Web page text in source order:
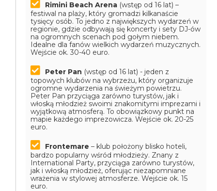
Rimini Beach Arena (wstęp od 16 lat) –
festiwal na plaży, który gromadzi kilkanaście
tysięcy osób. To jedno z największych wydarzeń w
regionie, gdzie odbywają się koncerty i sety DJ-ów
na ogromnych scenach pod gołym niebem.
Idealne dla fanów wielkich wydarzeń muzycznych.
Wejście ok. 30-40 euro.
Peter Pan (wstęp od 16 lat) - jeden z
topowych klubów na wybrzeżu, który organizuje
ogromne wydarzenia na świeżym powietrzu.
Peter Pan przyciąga zarówno turystów, jak i
włoską młodzież swoimi znakomitymi imprezami i
wyjątkową atmosferą. To obowiązkowy punkt na
mapie każdego imprezowicza. Wejście ok. 20-25
euro.
Frontemare– klub położony blisko hoteli,
bardzo popularny wśród młodzieży. Znany z
International Party, przyciąga zarówno turystów,
jak i włoską młodzież, oferując niezapomniane
wrażenia w stylowej atmosferze. Wejście ok. 15
euro.